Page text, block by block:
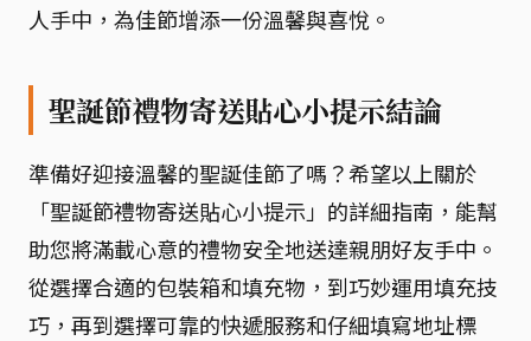
人手中，為佳節增添一份溫馨與喜悅。
聖誕節禮物寄送貼心小提示結論
準備好迎接溫馨的聖誕佳節了嗎？希望以上關於
「聖誕節禮物寄送貼心小提示」的詳細指南，能幫
助您將滿載心意的禮物安全地送達親朋好友手中。
從選擇合適的包裝箱和填充物，到巧妙運用填充技
巧，再到選擇可靠的快遞服務和仔細填寫地址標